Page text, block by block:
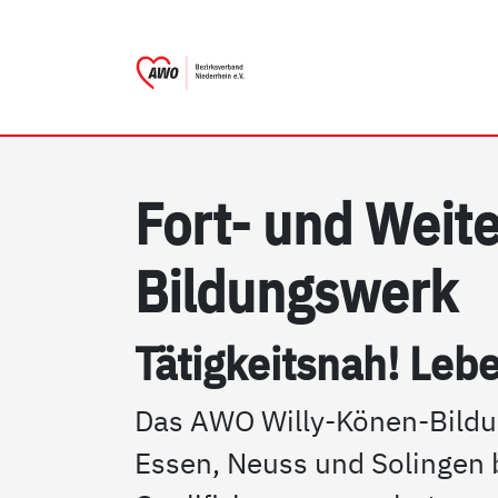
Fort- und
Bil­dungs­werk
Tä­tig­keits­nah!
Das AWO Willy-Könen-
Essen, Neuss und